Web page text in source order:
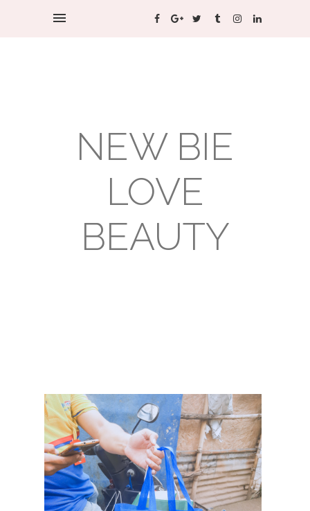
NEW BIE
LOVE
BEAUTY